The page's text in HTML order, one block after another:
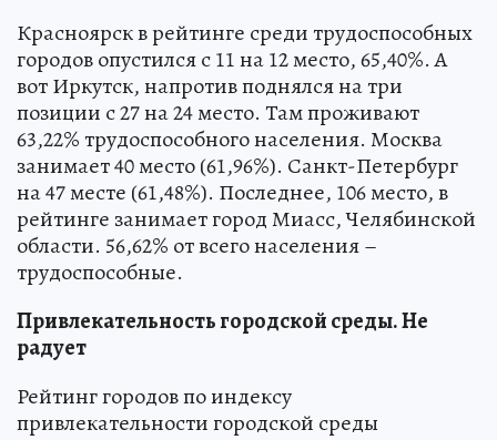
Красноярск в рейтинге среди трудоспособных
городов опустился с 11 на 12 место, 65,40%. А
вот Иркутск, напротив поднялся на три
позиции с 27 на 24 место. Там проживают
63,22% трудоспособного населения. Москва
занимает 40 место (61,96%). Санкт-Петербург
на 47 месте (61,48%). Последнее, 106 место, в
рейтинге занимает город Миасс, Челябинской
области. 56,62% от всего населения –
трудоспособные.
Привлекательность городской среды. Не
радует
Рейтинг городов по индексу
привлекательности городской среды